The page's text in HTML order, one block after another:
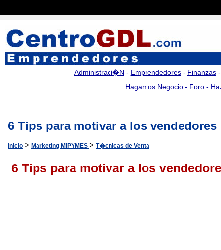
Administraci�n - Emprendedores- Finanzas
Hagamos Negocio- Foro-
6 Tips para motivar a los vendedores
Inicio > Marketing MiPYMES > T�cnicas de Venta
6 Tips para motivar a los